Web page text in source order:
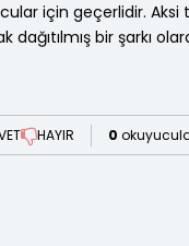
için geçerlidir.
bir şarkı
HAYIR 0